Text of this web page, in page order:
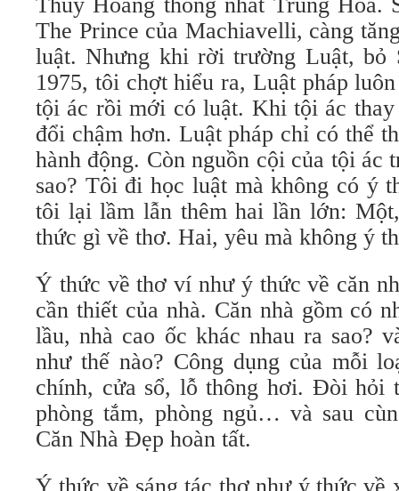
The Prince của Machiavelli, càng
luật. Nhưng khi rời trường Luật, bỏ
1975, tôi chợt hiểu ra, Luật pháp
tội ác rồi mới có luật. Khi tội ác
đổi chậm hơn. Luật pháp chỉ có thể
hành động. Còn nguồn cội của tội ác
sao? Tôi đi học luật mà không có ý
tôi lại lầm lẫn thêm hai lần lớn:
thức gì về thơ. Hai, yêu mà không ý
Ý thức về thơ ví như ý thức về căn
cần thiết của nhà. Căn nhà gồm có
lầu, nhà cao ốc khác nhau ra sao?
như thế nào? Công dụng của mỗi
chính, cửa sổ, lỗ thông hơi. Đòi hỏi
phòng tắm, phòng ngủ… và sau
Căn Nhà Đẹp hoàn tất.